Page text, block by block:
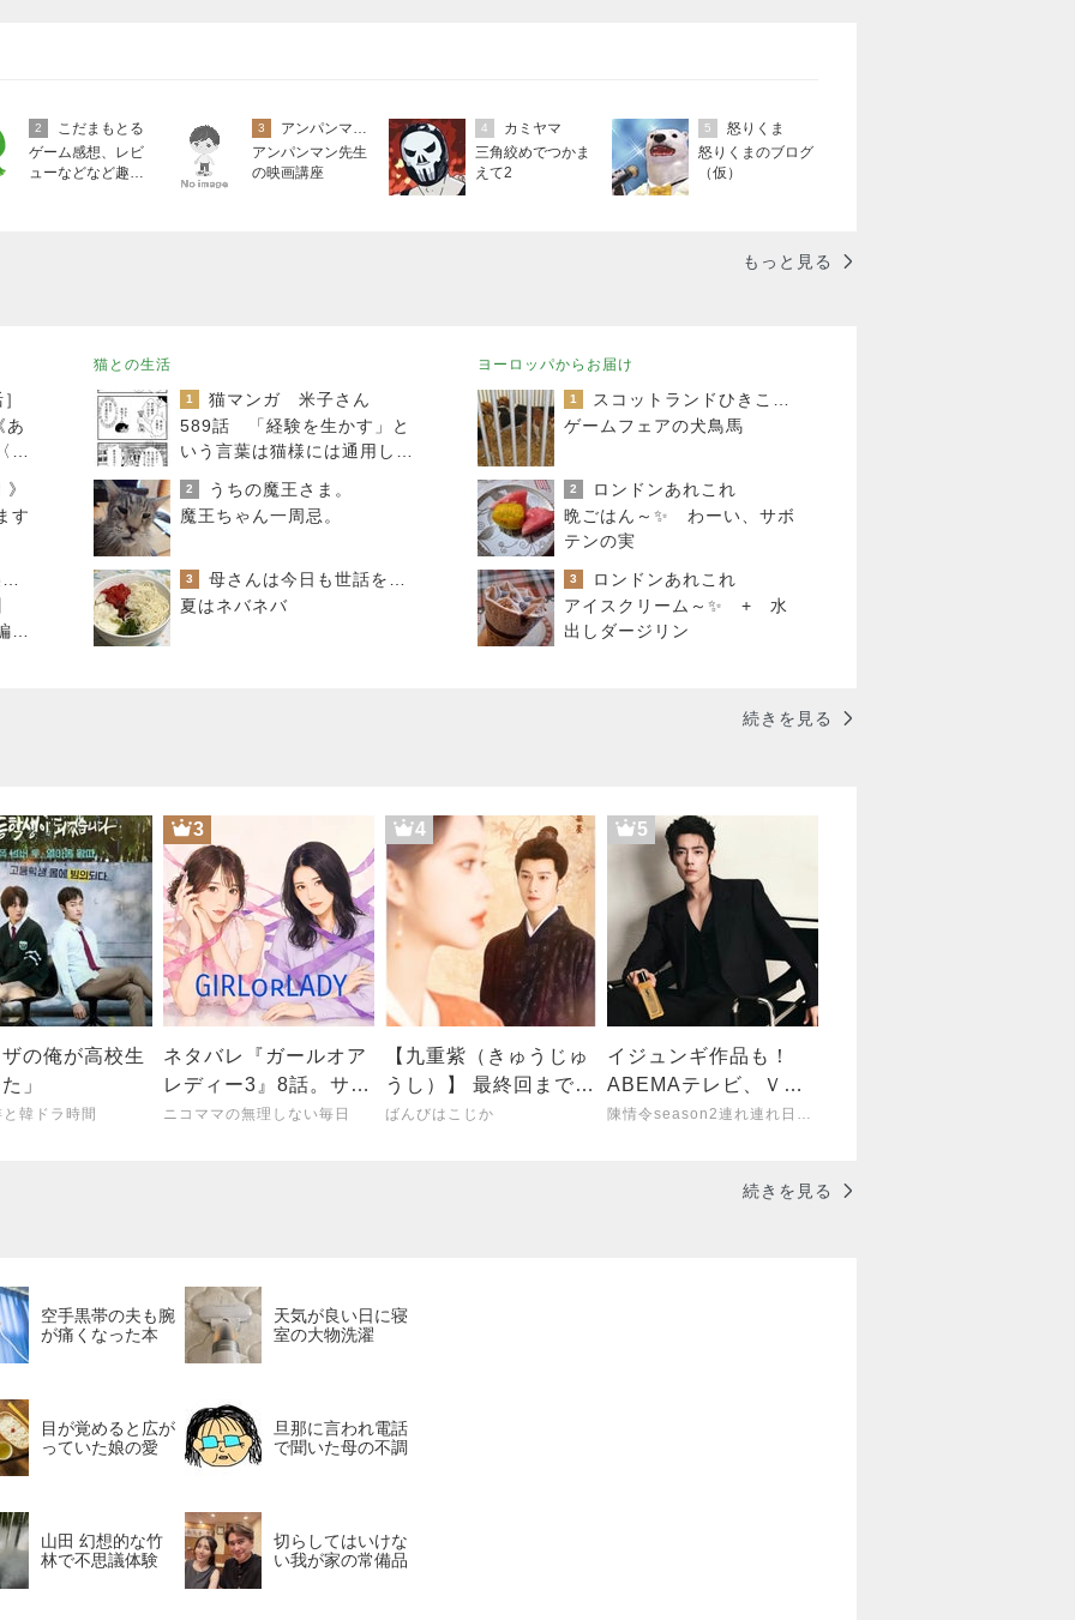
2
こだまもとる
ゲーム感想、レビ
ューなどなど趣味
3
アンパンマン先生の映画講座
アンパンマン先生
の映画講座
4
カミヤマ
三角絞めでつかま
えて2
5
怒りくま
怒りくまのブログ
（仮）
もっと見る
あ
天
す
猫との生活
1
猫マンガ 米子さん
589話 「経験を生かす」と
いう言葉は猫様には通用しな
い
2
うちの魔王さま。
魔王ちゃん一周忌。
3
夏はネバネバ
ヨーロッパからお届け
1
ゲームフェアの犬鳥馬
2
ロンドンあれこれ
晩ごはん～✨ わーい、サボ
テンの実
3
ロンドンあれこれ
アイスクリーム～✨ + 水
出しダージリン
続きを見る
ザの俺が高校生
」
韓ドラ時間
3
ネタバレ『ガールオア
レディー3』8話。サヨ
ナラオダミユ。レイに
ニコママの無理しない毎日
4
【九重紫（きゅうじゅ
うし）】 最終回まで観
た 〜閉塞感が開放され
ばんびはこじか
5
イジュンギ作品も！
ABEMAテレビ、Ｖの
ファランが十位以内 陳情令season2連れ連れ日記 シャオジャン
続きを見る
空手黒帯の夫も腕
が痛くなった本
天気が良い日に寝
室の大物洗濯
目が覚めると広が
っていた娘の愛
旦那に言われ電話
で聞いた母の不調
山田 幻想的な竹
林で不思議体験
切らしてはいけな
い我が家の常備品